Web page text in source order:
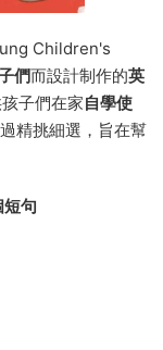
Children's
們而設計制作的英
子們在家自學使
精挑細選，旨在幫
句